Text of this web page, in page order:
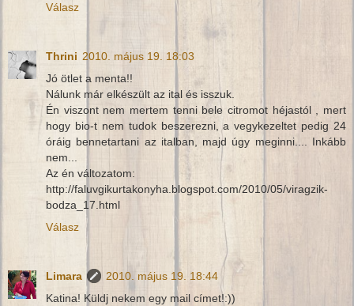
Válasz
Thrini 2010. május 19. 18:03
Jó ötlet a menta!!
Nálunk már elkészült az ital és isszuk.
Én viszont nem mertem tenni bele citromot héjastól , mert
hogy bio-t nem tudok beszerezni, a vegykezeltet pedig 24
óráig bennetartani az italban, majd úgy meginni.... Inkább
nem...
Az én változatom:
http://faluvgikurtakonyha.blogspot.com/2010/05/viragzik-
bodza_17.html
Válasz
Limara
2010. május 19. 18:44
Katina! Küldj nekem egy mail címet!:))